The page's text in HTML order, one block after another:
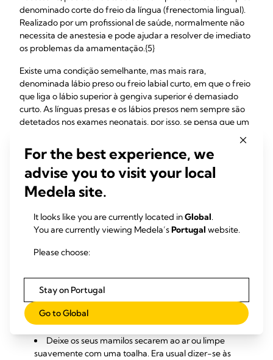
denominado corte do freio da língua (frenectomia lingual).
Realizado por um profissional de saúde, normalmente não
necessita de anestesia e pode ajudar a resolver de imediato
os problemas da amamentação.{5}
Existe uma condição semelhante, mas mais rara,
denominada lábio preso ou freio labial curto, em que o freio
que liga o lábio superior à gengiva superior é demasiado
curto. As línguas presas e os lábios presos nem sempre são
detetados nos exames neonatais, por isso, se pensa que um
destes casos pode estar a causar as suas dores nos mamilos,
procure aconselhamento rapidamente.{4}
Dicas sobre o cuidado
dos mamilos durante a
amamentação
duche. Os pequenos altos (glândulas de Montgomery)
na sua aréola produzem um óleo que hidrata e protege
os seus mamilos. O sabonete e o gel de banho podem
eliminar este óleo natural, provocando secura e irritação.
{6}
Deixe os seus mamilos secarem ao ar ou limpe
suavemente com uma toalha. Era usual dizer-se às
For the best experience, we
advise you to visit your local
Medela site.
It looks like you are currently located inGlobal.
You are currently viewing Medela’sPortugal website.
Please choose:
Stay on Portugal
Go to Global